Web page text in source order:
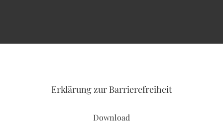
Erklärung zur Barrierefreiheit
Download